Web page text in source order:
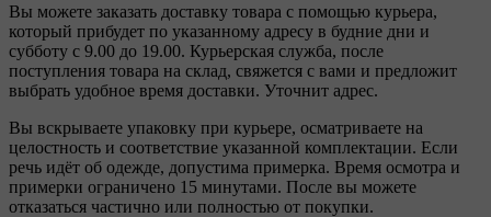
Вы можете заказать доставку товара с помощью курьера,
который прибудет по указанному адресу в будние дни и
субботу с 9.00 до 19.00. Курьерская служба, после
поступления товара на склад, свяжется с вами и предложит
выбрать удобное время доставки. Уточнит адрес.
Вы вскрываете упаковку при курьере, осматриваете на
целостность и соответствие указанной комплектации. Если
речь идёт об одежде, допустима примерка. Время осмотра и
примерки ограничено 15 минутами. После вы можете
отказаться частично или полностью от покупки.